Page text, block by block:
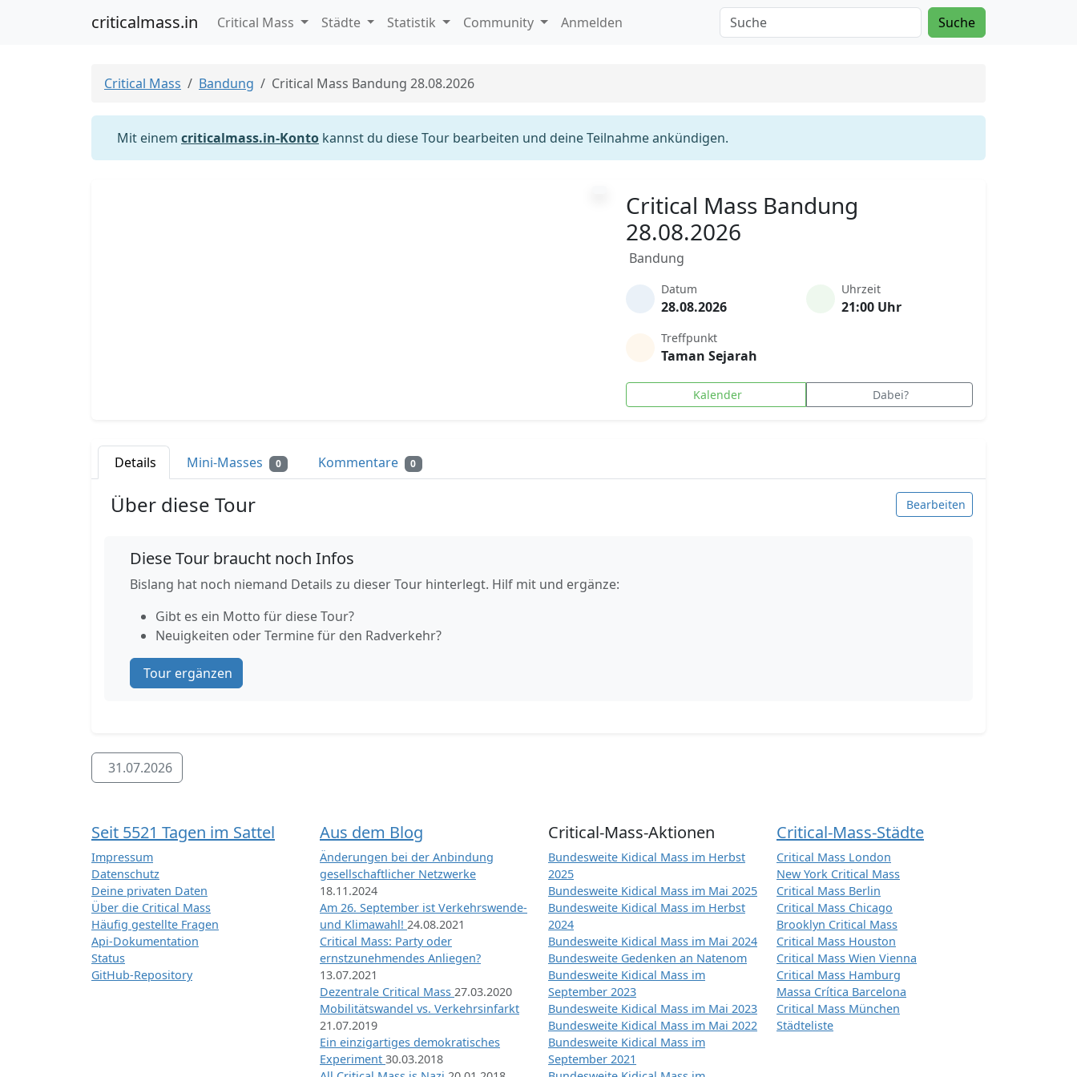
criticalmass.in Critical Mass Städte Statistik Community Anmelden Suche
Critical Mass Bandung Critical Mass Bandung 28.08.2026
Mit einem criticalmass.in-Konto kannst du diese Tour bearbeiten und deine Teilnahme ankündigen.
Critical Mass Bandung
28.08.2026
Bandung
Datum
28.08.2026
Uhrzeit
21:00 Uhr
Treffpunkt
Taman Sejarah
Kalender Dabei?
Details Mini-Masses 0 Kommentare 0
Über diese Tour Bearbeiten
Diese Tour braucht noch Infos
Bislang hat noch niemand Details zu dieser Tour hinterlegt. Hilf mit und ergänze:
Gibt es ein Motto für diese Tour?
Neuigkeiten oder Termine für den Radverkehr?
Tour ergänzen
31.07.2026
Seit 5521 Tagen im Sattel
Impressum
Datenschutz
Deine privaten Daten
Über die Critical Mass
Häufig gestellte Fragen
Api-Dokumentation
Status
GitHub-Repository
Aus dem Blog
Änderungen bei der Anbindung
gesellschaftlicher Netzwerke
18.11.2024
Am 26. September ist Verkehrswende-
und Klimawahl! 24.08.2021
Critical Mass: Party oder
ernstzunehmendes Anliegen?
13.07.2021
Dezentrale Critical Mass 27.03.2020
Mobilitätswandel vs. Verkehrsinfarkt
21.07.2019
Ein einzigartiges demokratisches
Experiment 30.03.2018
Critical-Mass-Aktionen
Bundesweite Kidical Mass im Herbst
2025
Bundesweite Kidical Mass im Mai 2025
Bundesweite Kidical Mass im Herbst
2024
Bundesweite Kidical Mass im Mai 2024
Bundesweite Gedenken an Natenom
Bundesweite Kidical Mass im
September 2023
Bundesweite Kidical Mass im Mai 2023
Bundesweite Kidical Mass im Mai 2022
Bundesweite Kidical Mass im
September 2021
Critical-Mass-Städte
Critical Mass London
New York Critical Mass
Critical Mass Berlin
Critical Mass Chicago
Brooklyn Critical Mass
Critical Mass Houston
Critical Mass Wien Vienna
Critical Mass Hamburg
Massa Crítica Barcelona
Critical Mass München
Städteliste